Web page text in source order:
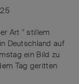
Art " stillem
Deutschland auf
ein Bild zu
Tag geritten